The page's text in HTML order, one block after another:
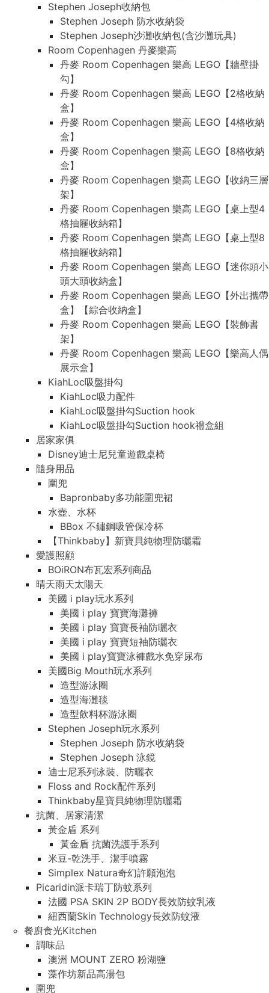
Stephen Joseph收納包
Stephen Joseph 防水收納袋
Stephen Joseph沙灘收納包(含沙灘玩具)
Room Copenhagen 丹麥樂高
丹麥 Room Copenhagen 樂高 LEGO【牆壁掛
勾】
丹麥 Room Copenhagen 樂高 LEGO【2格收納
盒】
丹麥 Room Copenhagen 樂高 LEGO【4格收納
盒】
丹麥 Room Copenhagen 樂高 LEGO【8格收納
盒】
丹麥 Room Copenhagen 樂高 LEGO【收納三層
架】
丹麥 Room Copenhagen 樂高 LEGO【桌上型4
格抽屜收納箱】
丹麥 Room Copenhagen 樂高 LEGO【桌上型8
格抽屜收納箱】
丹麥 Room Copenhagen 樂高 LEGO【迷你頭小
頭大頭收納盒】
丹麥 Room Copenhagen 樂高 LEGO【外出攜帶
盒】【綜合收納盒】
丹麥 Room Copenhagen 樂高 LEGO【裝飾書
架】
丹麥 Room Copenhagen 樂高 LEGO【樂高人偶
展示盒】
KiahLoc吸盤掛勾
KiahLoc吸力配件
KiahLoc吸盤掛勾Suction hook
KiahLoc吸盤掛勾Suction hook禮盒組
居家家俱
Disney迪士尼兒童遊戲桌椅
隨身用品
圍兜
Bapronbaby多功能圍兜裙
水壺、水杯
BBox 不鏽鋼吸管保冷杯
【Thinkbaby】新寶貝純物理防曬霜
愛護照顧
BOiRON布瓦宏系列商品
晴天雨天太陽天
美國 i play玩水系列
美國 i play 寶寶海灘褲
美國 i play 寶寶長袖防曬衣
美國 i play 寶寶短袖防曬衣
美國 i play寶寶泳褲戲水免穿尿布
美國Big Mouth玩水系列
造型游泳圈
造型海灘毯
造型飲料杯游泳圈
Stephen Joseph玩水系列
Stephen Joseph 防水收納袋
Stephen Joseph 泳鏡
迪士尼系列泳裝、防曬衣
Floss and Rock配件系列
Thinkbaby星寶貝純物理防曬霜
抗菌、居家清潔
黃金盾 系列
黃金盾 抗菌洗護手系列
米豆-乾洗手、潔手噴霧
Simplex Natura奇幻許願泡泡
Picaridin派卡瑞丁防蚊系列
法國 PSA SKIN 2P BODY長效防蚊乳液
紐西蘭Skin Technology長效防蚊液
餐廚食光Kitchen
調味品
澳洲 MOUNT ZERO 粉湖鹽
藻作坊新品高湯包
圍兜